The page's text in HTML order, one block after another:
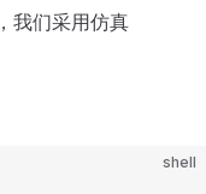
我们采用仿真
shell